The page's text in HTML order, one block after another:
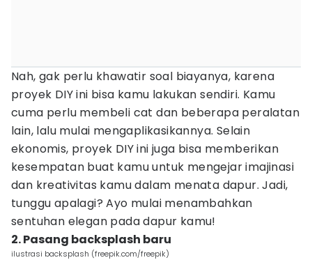
Nah, gak perlu khawatir soal biayanya, karena
proyek DIY ini bisa kamu lakukan sendiri. Kamu
cuma perlu membeli cat dan beberapa peralatan
lain, lalu mulai mengaplikasikannya. Selain
ekonomis, proyek DIY ini juga bisa memberikan
kesempatan buat kamu untuk mengejar imajinasi
dan kreativitas kamu dalam menata dapur. Jadi,
tunggu apalagi? Ayo mulai menambahkan
sentuhan elegan pada dapur kamu!
2. Pasang backsplash baru
ilustrasi backsplash (freepik.com/freepik)